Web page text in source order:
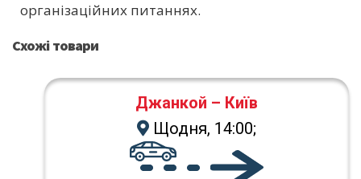
організаційних питаннях.
Схожі товари
Джанкой – Київ
Щодня, 14:00;